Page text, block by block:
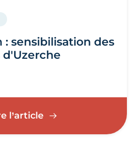
: sensibilisation des
d'Uzerche
l’articleTransmission :